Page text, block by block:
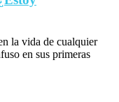
la vida de cualquier
en sus primeras